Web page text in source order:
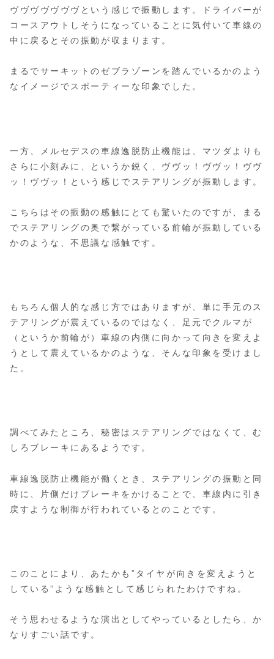
ヴヴヴヴヴヴヴという感じで振動します。ドライバーが
コースアウトしそうになっていることに気付いて車線の
中に戻るとその振動が収まります。
まるでサーキットのゼブラゾーンを踏んでいるかのよう
なイメージでスポーティーな印象でした。
一方、メルセデスの車線逸脱防止機能は、マツダよりも
さらに小刻みに、というか鋭く、ヴヴッ！ヴヴッ！ヴヴ
ッ！ヴヴッ！という感じでステアリングが振動します。
こちらはその振動の感触にとても驚いたのですが、まる
でステアリングの奥で繋がっている前輪が振動している
かのような、不思議な感触です。
もちろん個人的な感じ方ではありますが、単に手元のス
テアリングが震えているのではなく、足元でクルマが
（というか前輪が）車線の内側に向かって向きを変えよ
うとして震えているかのような、そんな印象を受けまし
た。
調べてみたところ、秘密はステアリングではなくて、む
しろブレーキにあるようです。
車線逸脱防止機能が働くとき、ステアリングの振動と同
時に、片側だけブレーキをかけることで、車線内に引き
戻すような制御が行われているとのことです。
このことにより、あたかも”タイヤが向きを変えようと
している”ような感触として感じられたわけですね。
そう思わせるような演出としてやっているとしたら、か
なりすごい話です。